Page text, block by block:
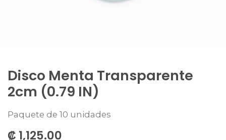
Disco Menta Transparente
2cm (0.79 IN)
Paquete de 10 unidades
₡ 1,125.00